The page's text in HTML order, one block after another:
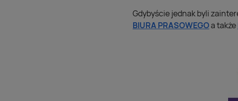
Gdybyście jednak byli
BIURA PRASOWEGOa także